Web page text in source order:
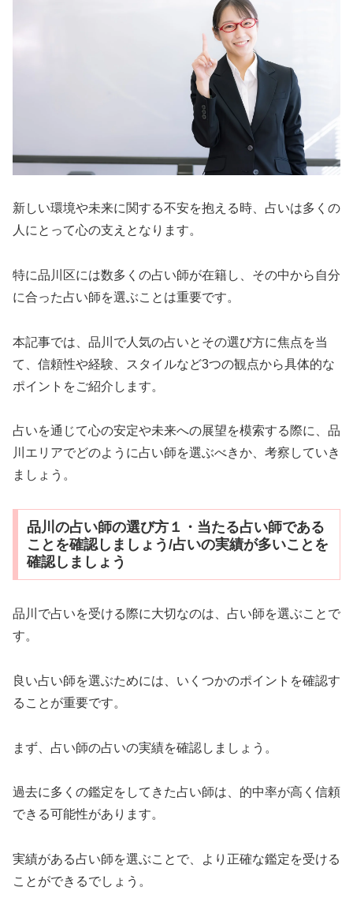
新しい環境や未来に関する不安を抱える時、占いは多くの
人にとって心の支えとなります。
特に品川区には数多くの占い師が在籍し、その中から自分
に合った占い師を選ぶことは重要です。
本記事では、品川で人気の占いとその選び方に焦点を当
て、信頼性や経験、スタイルなど3つの観点から具体的な
ポイントをご紹介します。
占いを通じて心の安定や未来への展望を模索する際に、品
川エリアでどのように占い師を選ぶべきか、考察していき
ましょう。
品川の占い師の選び方１・当たる占い師である
ことを確認しましょう/占いの実績が多いことを
確認しましょう
品川で占いを受ける際に大切なのは、占い師を選ぶことで
す。
良い占い師を選ぶためには、いくつかのポイントを確認す
ることが重要です。
まず、占い師の占いの実績を確認しましょう。
過去に多くの鑑定をしてきた占い師は、的中率が高く信頼
できる可能性があります。
実績がある占い師を選ぶことで、より正確な鑑定を受ける
ことができるでしょう。